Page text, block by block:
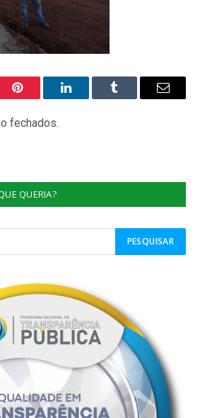
Pinterest O
Tumblr
E-
fechados.
QUERIA?